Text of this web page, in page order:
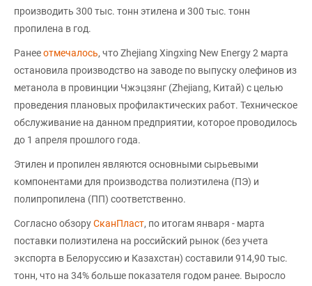
производить 300 тыс. тонн этилена и 300 тыс. тонн
пропилена в год.
Ранееотмечалось, что Zhejiang Xingxing New Energy 2 марта
остановила производство на заводе по выпуску олефинов из
метанола в провинции Чжэцзянг (Zhejiang, Китай) с целью
проведения плановых профилактических работ. Техническое
обслуживание на данном предприятии, которое проводилось
до 1 апреля прошлого года.
Этилен и пропилен являются основными сырьевыми
компонентами для производства полиэтилена (ПЭ) и
полипропилена (ПП) соответственно.
Согласно обзоруСканПласт, по итогам января - марта
поставки полиэтилена на российский рынок (без учета
экспорта в Белоруссию и Казахстан) составили 914,90 тыс.
тонн, что на 34% больше показателя годом ранее. Выросло